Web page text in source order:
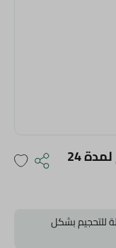
جل تريمز لتثبيت فائق للشعر يدوم لمدة 24
للتحجيم بشكل